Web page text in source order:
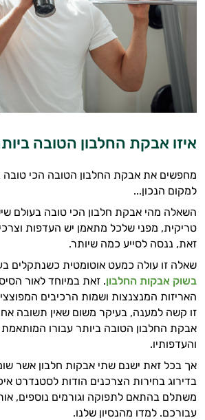
איזו אבקת החלבון הטובה
מחפשים את אבקת החלבון הטובה הכי
למקום הנכון...
השאלה מהי אבקת חלבון הכי טובה בעולם
טריקית, מפני שלכל מתאמן יש העדפות
זאת, ננסה לסייע כמה שיותר.
שאלה זו עולה כמעט אוטומטית כשנתקלים
בשוק אבקות החלבון. זאת במיוחד לאור
האריזות המנצנצות ושמות הרכיבים
זו קשה למענה, בעיקר משום שאין תשובה
אבקת החלבון הטובה ביותר עבורו המותאמת
והעדפותיו.
אך בכל זאת ישנם שתי אבקות חלבון אשר
בדירוג בחירות הצרכנים הודות לסטנדרט
משתלם בהתאם לתפוקה וגורמים נוספים,
עבורכם. למדו מהנסיון שלנו.